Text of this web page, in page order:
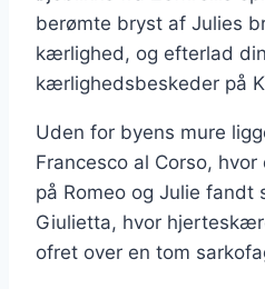
berømte bryst af Julies
kærlighed, og efterlad
kærlighedsbeskeder på
Uden for byens mure
Francesco al Corso,
på Romeo og Julie fandt
Giulietta, hvor
ofret over en tom